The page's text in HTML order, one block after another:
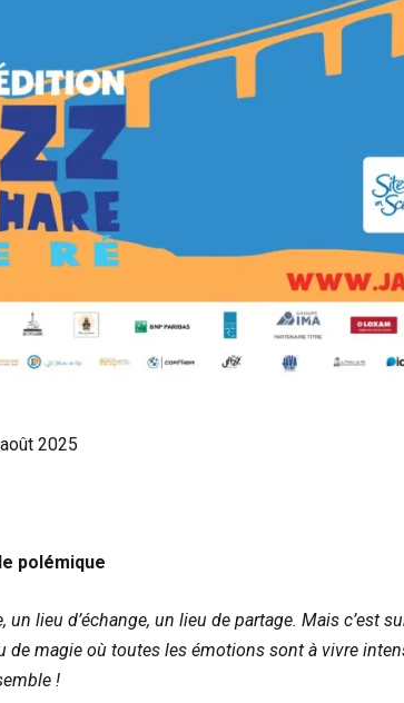
2025
polémique
un lieu d’échange, un lieu de partage. Mais c’est
de magie où toutes les émotions sont à vivre
!